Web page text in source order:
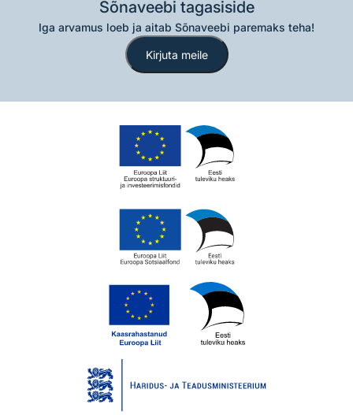
Sõnaveebi tagasiside
Iga arvamus loeb ja aitab Sõnaveebi paremaks teha!
Kirjuta meile